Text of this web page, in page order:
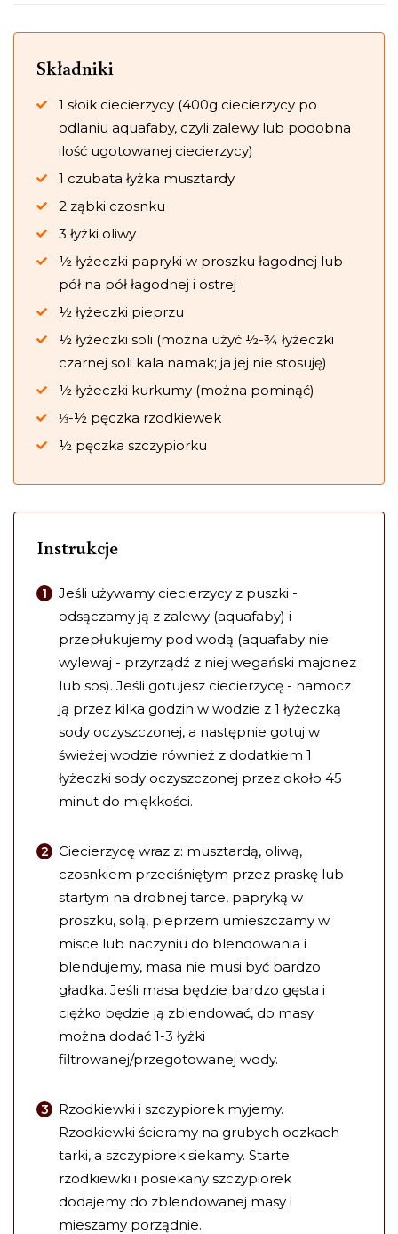
Składniki
1 słoik ciecierzycy (400g ciecierzycy po
odlaniu aquafaby, czyli zalewy lub podobna
ilość ugotowanej ciecierzycy)
1 czubata łyżka musztardy
2 ząbki czosnku
3 łyżki oliwy
½ łyżeczki papryki w proszku łagodnej lub
pół na pół łagodnej i ostrej
½ łyżeczki pieprzu
½ łyżeczki soli (można użyć ½-¾ łyżeczki
czarnej soli kala namak; ja jej nie stosuję)
½ łyżeczki kurkumy (można pominąć)
⅓-½ pęczka rzodkiewek
½ pęczka szczypiorku
Instrukcje
Jeśli używamy ciecierzycy z puszki -
odsączamy ją z zalewy (aquafaby) i
przepłukujemy pod wodą (aquafaby nie
wylewaj - przyrządź z niej wegański majonez
lub sos). Jeśli gotujesz ciecierzycę - namocz
ją przez kilka godzin w wodzie z 1 łyżeczką
sody oczyszczonej, a następnie gotuj w
świeżej wodzie również z dodatkiem 1
łyżeczki sody oczyszczonej przez około 45
minut do miękkości.
Ciecierzycę wraz z: musztardą, oliwą,
czosnkiem przeciśniętym przez praskę lub
startym na drobnej tarce, papryką w
proszku, solą, pieprzem umieszczamy w
misce lub naczyniu do blendowania i
blendujemy, masa nie musi być bardzo
gładka. Jeśli masa będzie bardzo gęsta i
ciężko będzie ją zblendować, do masy
można dodać 1-3 łyżki
filtrowanej/przegotowanej wody.
Rzodkiewki i szczypiorek myjemy.
Rzodkiewki ścieramy na grubych oczkach
tarki, a szczypiorek siekamy. Starte
rzodkiewki i posiekany szczypiorek
dodajemy do zblendowanej masy i
mieszamy porządnie.